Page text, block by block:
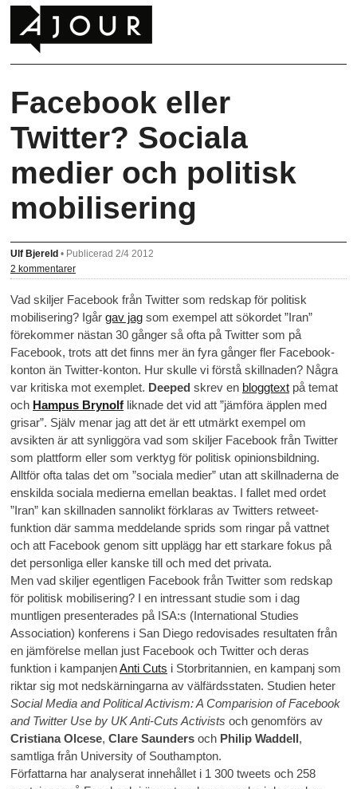
Facebook eller
Twitter? Sociala
medier och politisk
mobilisering
Ulf Bjereld • Publicerad 2/4 2012
2 kommentarer
Vad skiljer Facebook från Twitter som redskap för politisk
mobilisering? Igår gav jag som exempel att sökordet ”Iran”
förekommer nästan 30 gånger så ofta på Twitter som på
Facebook, trots att det finns mer än fyra gånger fler Facebook-
konton än Twitter-konton. Hur skulle vi förstå skillnaden? Några
var kritiska mot exemplet. Deeped skrev en bloggtext på temat
och Hampus Brynolf liknade det vid att ”jämföra äpplen med
grisar”. Själv menar jag att det är ett utmärkt exempel om
avsikten är att synliggöra vad som skiljer Facebook från Twitter
som plattform eller som verktyg för politisk opinionsbildning.
Alltför ofta talas det om ”sociala medier” utan att skillnaderna de
enskilda sociala medierna emellan beaktas. I fallet med ordet
”Iran” kan skillnaden sannolikt förklaras av Twitters retweet-
funktion där samma meddelande sprids som ringar på vattnet
och att Facebook genom sitt upplägg har ett starkare fokus på
det personliga eller kanske till och med det privata.
Men vad skiljer egentligen Facebook från Twitter som redskap
för politisk mobilisering? I en intressant studie som i dag
muntligen presenterades på ISA:s (International Studies
Association) konferens i San Diego redovisades resultaten från
en jämförelse mellan just Facebook och Twitter och deras
funktion i kampanjenAnti Cuts i Storbritannien, en kampanj som
riktar sig mot nedskärningarna av välfärdsstaten. Studien heter
Social Media and Political Activism: A Comparision of Facebook
and Twitter Use by UK Anti-Cuts Activists och genomförs av
Cristiana Olcese, Clare Saunders och Philip Waddell,
samtliga från University of Southampton.
Författarna har analyserat innehållet i 1 300 tweets och 258